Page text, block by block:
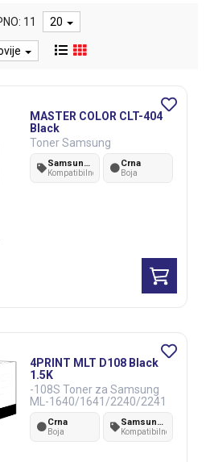
11 20
MASTER COLOR CLT-404
Black
Toner Samsung
Samsung Xpress SL-C430/ SL-C430 W/SL-C480
Kompatibilnost
Crna
Boja
4PRINT MLT D108 Black
1.5K
-108S Toner za Samsung
ML-1640/1641/2240/2241
Crna
Boja
Samsung ML-1640/1641/1642/1645/2240/2241
Kompatibilnost